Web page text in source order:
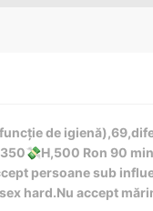
de
💸H,500 Ron 90
persoane sub
hard.Nu accept